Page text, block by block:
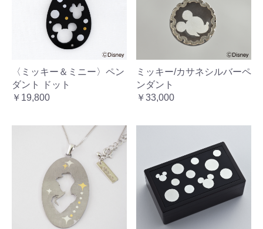
〈ミッキー＆ミニー〉ペン
ダント ドット
￥19,800
ミッキー/カサネシルバーペ
ンダント
￥33,000